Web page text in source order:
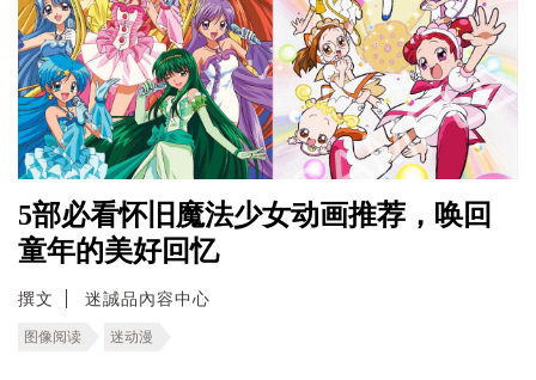
5部必看怀旧魔法少女动画推荐，唤回
童年的美好回忆
撰文 迷誠品內容中心
图像阅读 迷动漫